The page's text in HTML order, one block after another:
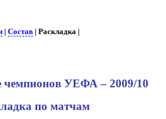
|Состав | Раскладка |
чемпионов УЕФА – 2009/10
по матчам